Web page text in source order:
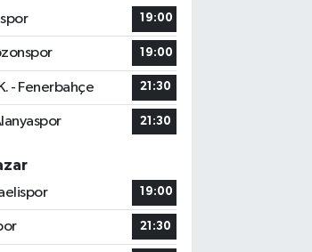
19:00
19:00
- Fenerbahçe 21:30
21:30
19:00
21:30